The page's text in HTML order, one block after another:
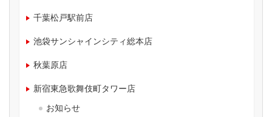
千葉松戸駅前店
池袋サンシャインシティ総本店
秋葉原店
新宿東急歌舞伎町タワー店
お知らせ